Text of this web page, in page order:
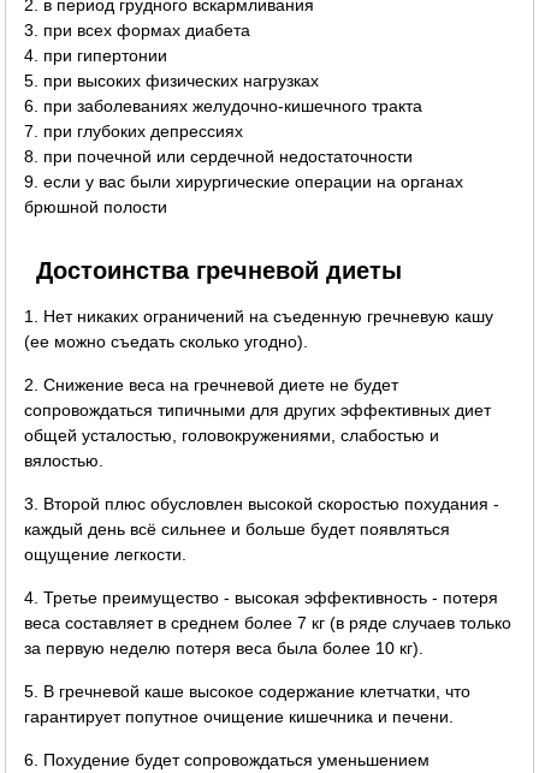
2. в период грудного вскармливания
3. при всех формах диабета
4. при гипертонии
5. при высоких физических нагрузках
6. при заболеваниях желудочно-кишечного тракта
7. при глубоких депрессиях
8. при почечной или сердечной недостаточности
9. если у вас были хирургические операции на органах
брюшной полости
Достоинства гречневой диеты
1. Нет никаких ограничений на съеденную гречневую кашу
(ее можно съедать сколько угодно).
2. Снижение веса на гречневой диете не будет
сопровождаться типичными для других эффективных диет
общей усталостью, головокружениями, слабостью и
вялостью.
3. Второй плюс обусловлен высокой скоростью похудания -
каждый день всё сильнее и больше будет появляться
ощущение легкости.
4. Третье преимущество - высокая эффективность - потеря
веса составляет в среднем более 7 кг (в ряде случаев только
за первую неделю потеря веса была более 10 кг).
5. В гречневой каше высокое содержание клетчатки, что
гарантирует попутное очищение кишечника и печени.
6. Похудение будет сопровождаться уменьшением